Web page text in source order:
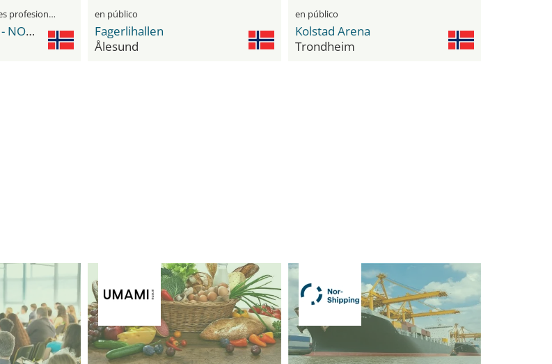
únicamente para visitantes profesionales
Norges Varemesse - NOVA Spektrum
en público
Fagerlihallen
Ålesund
en público
Kolstad Arena
Trondheim